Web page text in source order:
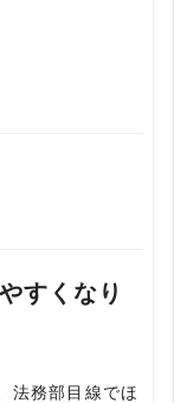
すくなり
法務部目線でほ